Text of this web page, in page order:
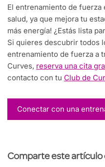
El entrenamiento de fuerza
salud, ya que mejora tu
más energía! ¿Estás lista
Si quieres descubrir todos
entrenamiento de fuerza a
Curves, reserva una cita
contacto con tu Club de
Conectar con una
Comparte este artículo